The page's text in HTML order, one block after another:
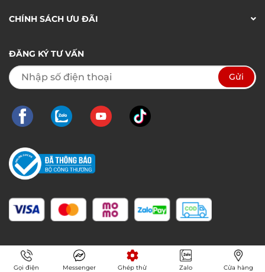
CHÍNH SÁCH ƯU ĐÃI
ĐĂNG KÝ TƯ VẤN
Gọi điện Messenger Ghép thử Zalo Cửa hàng